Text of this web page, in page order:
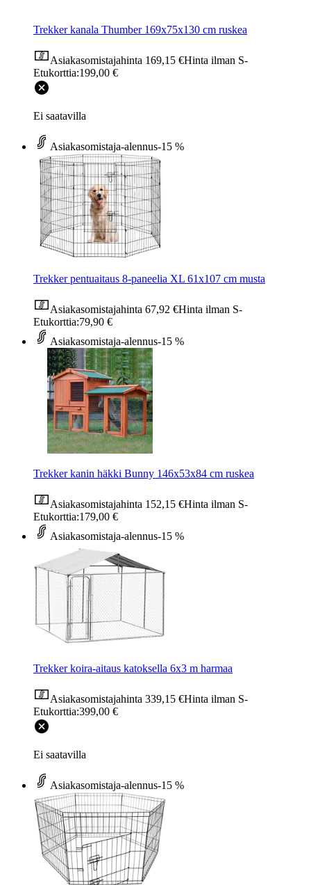
Trekker kanala Thumber 169x75x130 cm ruskea
Asiakasomistajahinta 169,15 €Hinta ilman S-
Etukorttia:199,00 €
Ei saatavilla
Asiakasomistaja-alennus-15 %
Trekker pentuaitaus 8-paneelia XL 61x107 cm musta
Asiakasomistajahinta 67,92 €Hinta ilman S-
Etukorttia:79,90 €
Asiakasomistaja-alennus-15 %
Trekker kanin häkki Bunny 146x53x84 cm ruskea
Asiakasomistajahinta 152,15 €Hinta ilman S-
Etukorttia:179,00 €
Asiakasomistaja-alennus-15 %
Trekker koira-aitaus katoksella 6x3 m harmaa
Asiakasomistajahinta 339,15 €Hinta ilman S-
Etukorttia:399,00 €
Ei saatavilla
Asiakasomistaja-alennus-15 %